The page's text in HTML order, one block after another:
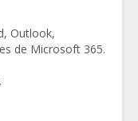
Outlook,
de Microsoft 365.